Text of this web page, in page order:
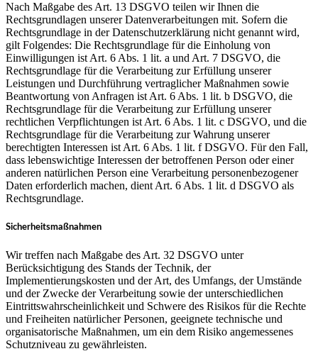
Nach Maßgabe des Art. 13 DSGVO teilen wir Ihnen die
Rechtsgrundlagen unserer Datenverarbeitungen mit. Sofern die
Rechtsgrundlage in der Datenschutzerklärung nicht genannt wird,
gilt Folgendes: Die Rechtsgrundlage für die Einholung von
Einwilligungen ist Art. 6 Abs. 1 lit. a und Art. 7 DSGVO, die
Rechtsgrundlage für die Verarbeitung zur Erfüllung unserer
Leistungen und Durchführung vertraglicher Maßnahmen sowie
Beantwortung von Anfragen ist Art. 6 Abs. 1 lit. b DSGVO, die
Rechtsgrundlage für die Verarbeitung zur Erfüllung unserer
rechtlichen Verpflichtungen ist Art. 6 Abs. 1 lit. c DSGVO, und die
Rechtsgrundlage für die Verarbeitung zur Wahrung unserer
berechtigten Interessen ist Art. 6 Abs. 1 lit. f DSGVO. Für den Fall,
dass lebenswichtige Interessen der betroffenen Person oder einer
anderen natürlichen Person eine Verarbeitung personenbezogener
Daten erforderlich machen, dient Art. 6 Abs. 1 lit. d DSGVO als
Rechtsgrundlage.
Sicherheitsmaßnahmen
Wir treffen nach Maßgabe des Art. 32 DSGVO unter
Berücksichtigung des Stands der Technik, der
Implementierungskosten und der Art, des Umfangs, der Umstände
und der Zwecke der Verarbeitung sowie der unterschiedlichen
Eintrittswahrscheinlichkeit und Schwere des Risikos für die Rechte
und Freiheiten natürlicher Personen, geeignete technische und
organisatorische Maßnahmen, um ein dem Risiko angemessenes
Schutzniveau zu gewährleisten.